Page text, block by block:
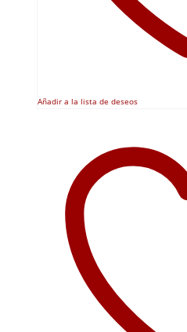
Añadir a la lista de deseos